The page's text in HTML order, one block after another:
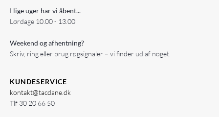
I lige uger har vi åbent...
Lørdage 10.00 - 13.00
Weekend og afhentning?
Skriv, ring eller brug røgsignaler – vi finder ud af noget.
KUNDESERVICE
kontakt@tacdane.dk
Tlf 30 20 66 50